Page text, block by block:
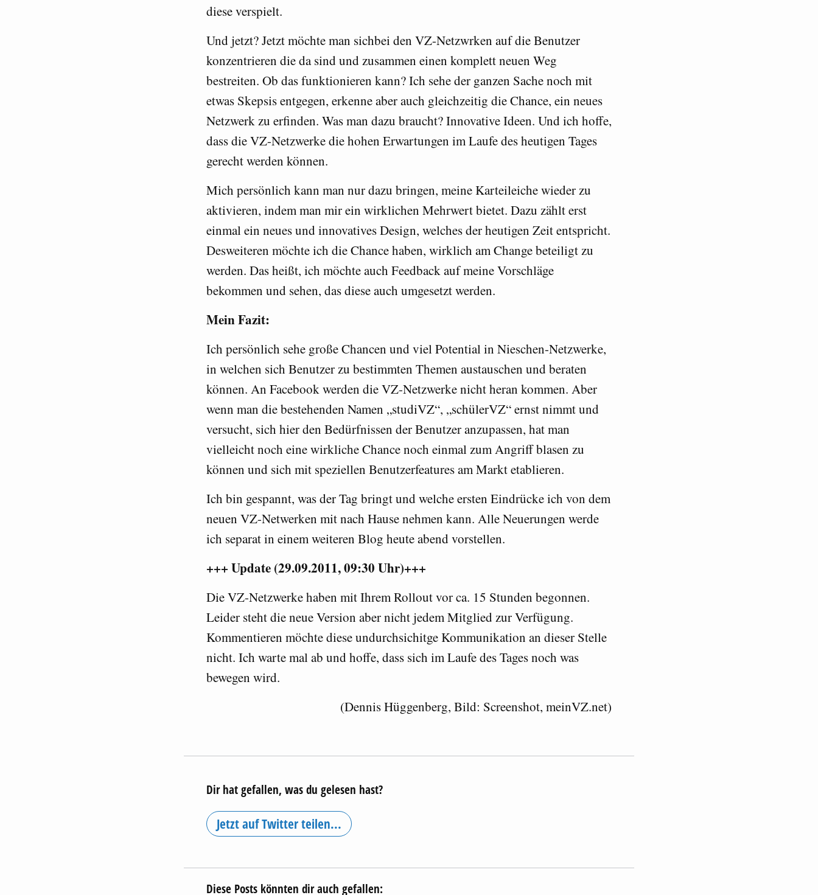
diese verspielt.
Und jetzt? Jetzt möchte man sichbei den VZ-Netzwrken auf die Benutzer
konzentrieren die da sind und zusammen einen komplett neuen Weg
bestreiten. Ob das funktionieren kann? Ich sehe der ganzen Sache noch mit
etwas Skepsis entgegen, erkenne aber auch gleichzeitig die Chance, ein neues
Netzwerk zu erfinden. Was man dazu braucht? Innovative Ideen. Und ich hoffe,
dass die VZ-Netzwerke die hohen Erwartungen im Laufe des heutigen Tages
gerecht werden können.
Mich persönlich kann man nur dazu bringen, meine Karteileiche wieder zu
aktivieren, indem man mir ein wirklichen Mehrwert bietet. Dazu zählt erst
einmal ein neues und innovatives Design, welches der heutigen Zeit entspricht.
Desweiteren möchte ich die Chance haben, wirklich am Change beteiligt zu
werden. Das heißt, ich möchte auch Feedback auf meine Vorschläge
bekommen und sehen, das diese auch umgesetzt werden.
Mein Fazit:
Ich persönlich sehe große Chancen und viel Potential in Nieschen-Netzwerke,
in welchen sich Benutzer zu bestimmten Themen austauschen und beraten
können. An Facebook werden die VZ-Netzwerke nicht heran kommen. Aber
wenn man die bestehenden Namen „studiVZ“, „schülerVZ“ ernst nimmt und
versucht, sich hier den Bedürfnissen der Benutzer anzupassen, hat man
vielleicht noch eine wirkliche Chance noch einmal zum Angriff blasen zu
können und sich mit speziellen Benutzerfeatures am Markt etablieren.
Ich bin gespannt, was der Tag bringt und welche ersten Eindrücke ich von dem
neuen VZ-Netwerken mit nach Hause nehmen kann. Alle Neuerungen werde
ich separat in einem weiteren Blog heute abend vorstellen.
+++ Update (29.09.2011, 09:30 Uhr)+++
Die VZ-Netzwerke haben mit Ihrem Rollout vor ca. 15 Stunden begonnen.
Leider steht die neue Version aber nicht jedem Mitglied zur Verfügung.
Kommentieren möchte diese undurchsichitge Kommunikation an dieser Stelle
nicht. Ich warte mal ab und hoffe, dass sich im Laufe des Tages noch was
bewegen wird.
(Dennis Hüggenberg, Bild: Screenshot, meinVZ.net)
Dir hat gefallen, was du gelesen hast?
Jetzt auf Twitter teilen...
Diese Posts könnten dir auch gefallen: